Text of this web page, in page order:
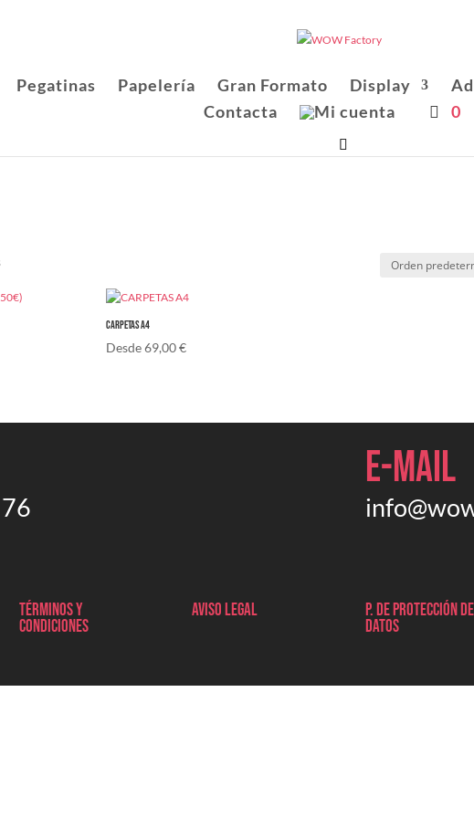
Pegatinas Papelería Gran Formato Display
Contacta
0
CARPETAS A4
Desde69,00€
E-mail
Términos y
condiciones
Aviso legal P. de protección de
datos